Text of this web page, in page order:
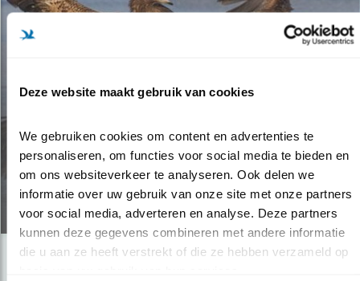
Deze website maakt gebruik van cookies
We gebruiken cookies om content en advertenties te
personaliseren, om functies voor social media te bieden en
om ons websiteverkeer te analyseren. Ook delen we
informatie over uw gebruik van onze site met onze partners
voor social media, adverteren en analyse. Deze partners
kunnen deze gegevens combineren met andere informatie
die u aan ze heeft verstrekt of die ze hebben verzameld op
VLIEGENDE VECHTERSBAZEN:
ROOFVOGELS IN CONFLICT
04.02.25